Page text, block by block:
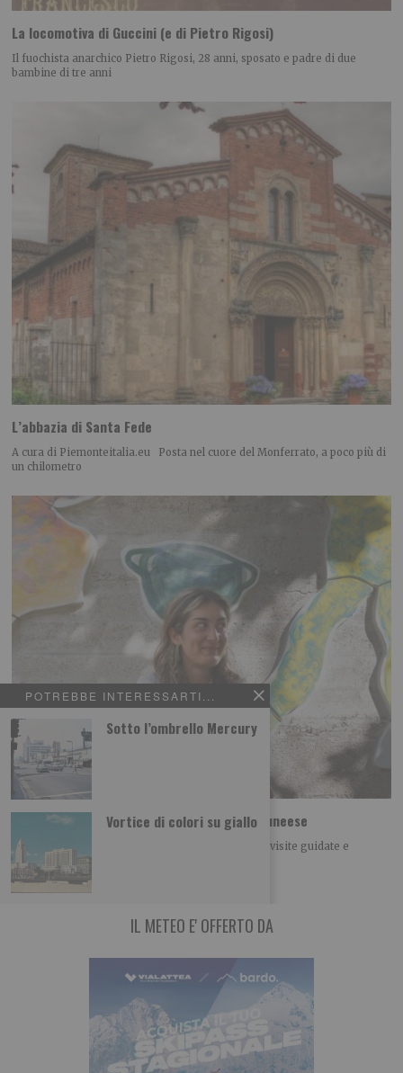
POTREBBE INTERESSARTI...
Sotto l’ombrello Mercury
Vortice di colori su giallo
La locomotiva di Guccini (e di Pietro Rigosi)
Il fuochista anarchico Pietro Rigosi, 28 anni, sposato e padre di due
bambine di tre anni
L’abbazia di Santa Fede
A cura di Piemonteitalia.eu Posta nel cuore del Monferrato, a poco più di
un chilometro
Opere Vive. Percorsi di arte pubblica del cuneese
Sabato 8 agosto a Limone Piemonte dalle ore 16 visite guidate e
laboratorio creativo
IL METEO E' OFFERTO DA